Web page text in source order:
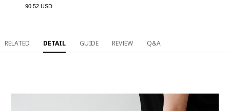
90.52 USD
RELATED DETAIL GUIDE REVIEW Q&A